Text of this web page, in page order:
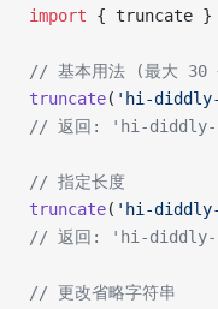
import { truncate }
// 基本用法 (最大 30
truncate( 'hi-
// 返回: 'hi-diddly-
// 指定长度
truncate( 'hi-
// 返回: 'hi-
// 更改省略字符串